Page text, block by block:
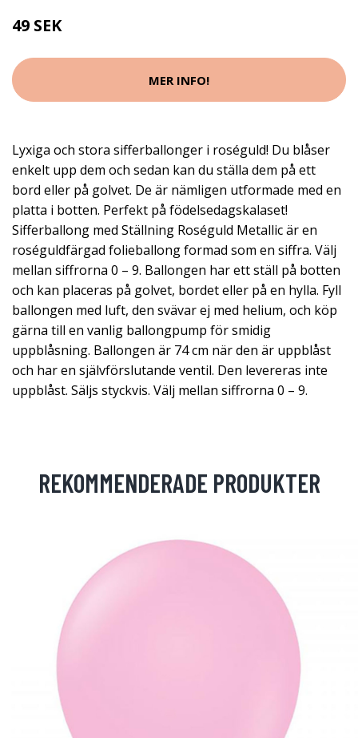
49 SEK
MER INFO!
Lyxiga och stora sifferballonger i roséguld! Du blåser
enkelt upp dem och sedan kan du ställa dem på ett
bord eller på golvet. De är nämligen utformade med en
platta i botten. Perfekt på födelsedagskalaset!
Sifferballong med Ställning Roséguld Metallic är en
roséguldfärgad folieballong formad som en siffra. Välj
mellan siffrorna 0 – 9. Ballongen har ett ställ på botten
och kan placeras på golvet, bordet eller på en hylla. Fyll
ballongen med luft, den svävar ej med helium, och köp
gärna till en vanlig ballongpump för smidig
uppblåsning. Ballongen är 74 cm när den är uppblåst
och har en självförslutande ventil. Den levereras inte
uppblåst. Säljs styckvis. Välj mellan siffrorna 0 – 9.
REKOMMENDERADE PRODUKTER